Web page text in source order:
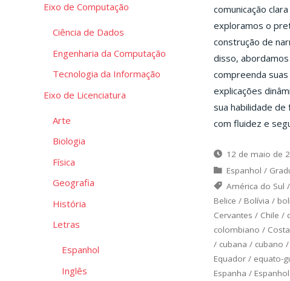
comunicação
exploramos o
construção de
disso,
compreenda
explicações
sua habilidade
com fluidez e
12 de maio de
Espanhol /
América do Sul
Belice / Bolívia /
Cervantes / Chile /
colombiano /
/ cubana / cubano /
Equador/ equato-
Espanha / Espanhol
Eixo de Computação
Ciência de Dados
Engenharia da Computação
Tecnologia da Informação
Eixo de Licenciatura
Arte
Biologia
Física
Geografia
História
Letras
Espanhol
Inglês